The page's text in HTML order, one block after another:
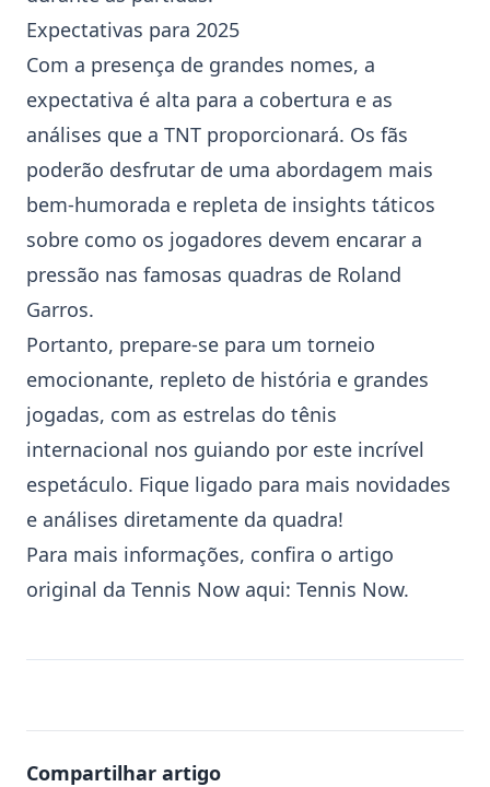
Expectativas para 2025
Com a presença de grandes nomes, a
expectativa é alta para a cobertura e as
análises que a TNT proporcionará. Os fãs
poderão desfrutar de uma abordagem mais
bem-humorada e repleta de insights táticos
sobre como os jogadores devem encarar a
pressão nas famosas quadras de Roland
Garros.
Portanto, prepare-se para um torneio
emocionante, repleto de história e grandes
jogadas, com as estrelas do tênis
internacional nos guiando por este incrível
espetáculo. Fique ligado para mais novidades
e análises diretamente da quadra!
Para mais informações, confira o artigo
original da Tennis Now aqui: Tennis Now.
Compartilhar artigo